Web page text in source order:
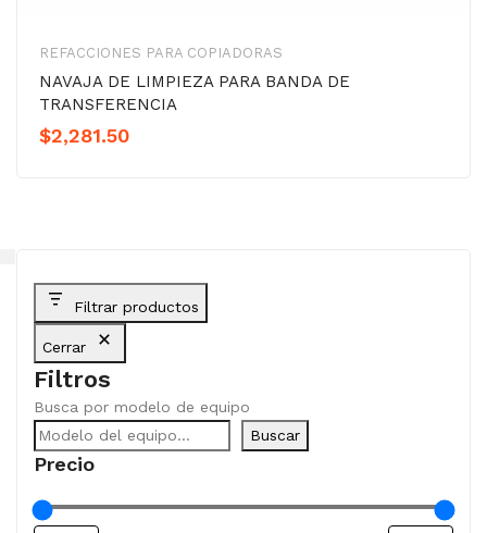
REFACCIONES PARA COPIADORAS
NAVAJA DE LIMPIEZA PARA BANDA DE
TRANSFERENCIA
$2,281.50
Filtrar productos
Cerrar
Filtros
Busca por modelo de equipo
Buscar
Precio